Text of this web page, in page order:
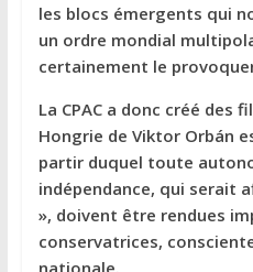
les blocs émergents qui
un ordre mondial
certainement le
La CPAC a donc créé des
Hongrie de Viktor Orbán
partir duquel toute
indépendance, qui serait
», doivent être rendues
conservatrices,
nationale.